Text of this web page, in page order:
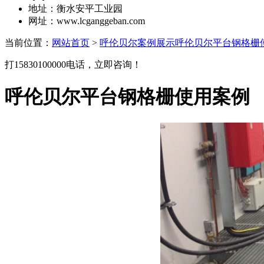
地址：衡水安平工业园
网址：www.lcganggeban.com
当前位置： 网站首页 > 呼伦贝尔案例展示呼伦贝尔平台钢格栅
打15830100000电话，立即咨询！
呼伦贝尔平台钢格栅使用案例